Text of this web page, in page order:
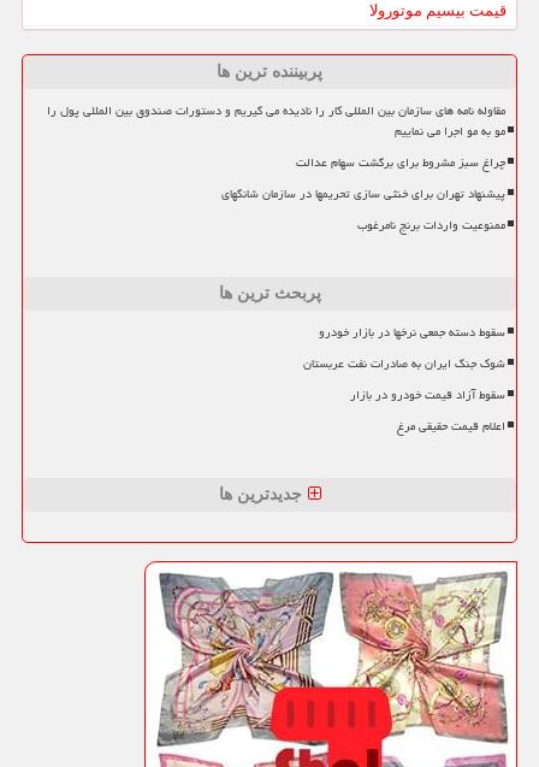
قیمت بیسیم موتورولا
پربیننده ترین ها
مقاوله نامه های سازمان بین المللی کار را نادیده می گیریم و دستورات صندوق بین المللی پول را
مو به مو اجرا می نماییم
چراغ سبز مشروط برای برگشت سهام عدالت
پیشنهاد تهران برای خنثی سازی تحریمها در سازمان شانگهای
ممنوعیت واردات برنج نامرغوب
پربحث ترین ها
سقوط دسته جمعی نرخها در بازار خودرو
شوک جنگ ایران به صادرات نفت عربستان
سقوط آزاد قیمت خودرو در بازار
اعلام قیمت حقیقی مرغ
جدیدترین ها